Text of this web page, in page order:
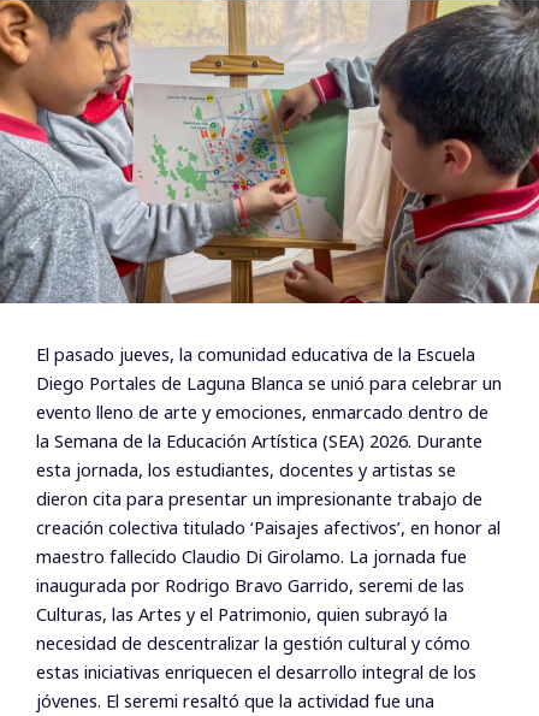
El pasado jueves, la comunidad educativa de la Escuela
Diego Portales de Laguna Blanca se unió para celebrar un
evento lleno de arte y emociones, enmarcado dentro de
la Semana de la Educación Artística (SEA) 2026. Durante
esta jornada, los estudiantes, docentes y artistas se
dieron cita para presentar un impresionante trabajo de
creación colectiva titulado ‘Paisajes afectivos’, en honor al
maestro fallecido Claudio Di Girolamo. La jornada fue
inaugurada por Rodrigo Bravo Garrido, seremi de las
Culturas, las Artes y el Patrimonio, quien subrayó la
necesidad de descentralizar la gestión cultural y cómo
estas iniciativas enriquecen el desarrollo integral de los
jóvenes. El seremi resaltó que la actividad fue una